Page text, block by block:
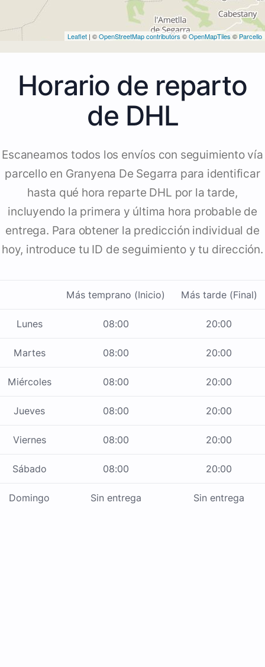
Leaflet | ©OpenStreetMap contributors ©OpenMapTiles © Parcello
Horario de reparto
de DHL
Escaneamos todos los envíos con seguimiento vía
parcello en Granyena De Segarra para identificar
hasta qué hora reparte DHL por la tarde,
incluyendo la primera y última hora probable de
entrega. Para obtener la predicción individual de
hoy, introduce tu ID de seguimiento y tu dirección.
Más temprano (Inicio) Más tarde (Final)
Lunes 08:00 20:00
Martes 08:00 20:00
Miércoles 08:00 20:00
Jueves 08:00 20:00
Viernes 08:00 20:00
Sábado 08:00 20:00
Domingo Sin entrega Sin entrega